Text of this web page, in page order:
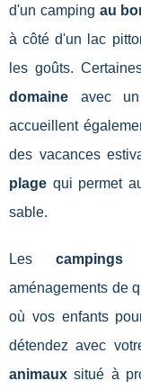
d'un camping au
à côté d'un lac
les goûts.
domaine avec
accueillent
des vacances
plage qui permet
sable.
Les campings
aménagements de
où vos enfants
détendez avec
animaux situé à